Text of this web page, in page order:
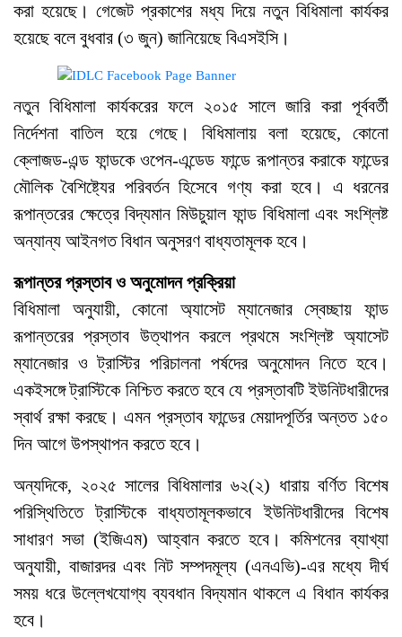
করা হয়েছে। গেজেট প্রকাশের মধ্য দিয়ে নতুন বিধিমালা কার্যকর
হয়েছে বলে বুধবার (৩ জুন) জানিয়েছে বিএসইসি।
নতুন বিধিমালা কার্যকরের ফলে ২০১৫ সালে জারি করা পূর্ববর্তী
নির্দেশনা বাতিল হয়ে গেছে। বিধিমালায় বলা হয়েছে, কোনো
ক্লোজড-এন্ড ফান্ডকে ওপেন-এন্ডেড ফান্ডে রূপান্তর করাকে ফান্ডের
মৌলিক বৈশিষ্ট্যের পরিবর্তন হিসেবে গণ্য করা হবে। এ ধরনের
রূপান্তরের ক্ষেত্রে বিদ্যমান মিউচুয়াল ফান্ড বিধিমালা এবং সংশ্লিষ্ট
অন্যান্য আইনগত বিধান অনুসরণ বাধ্যতামূলক হবে।
রূপান্তর প্রস্তাব ও অনুমোদন প্রক্রিয়া
বিধিমালা অনুযায়ী, কোনো অ্যাসেট ম্যানেজার স্বেচ্ছায় ফান্ড
রূপান্তরের প্রস্তাব উত্থাপন করলে প্রথমে সংশ্লিষ্ট অ্যাসেট
ম্যানেজার ও ট্রাস্টির পরিচালনা পর্ষদের অনুমোদন নিতে হবে।
একইসঙ্গে ট্রাস্টিকে নিশ্চিত করতে হবে যে প্রস্তাবটি ইউনিটধারীদের
স্বার্থ রক্ষা করছে। এমন প্রস্তাব ফান্ডের মেয়াদপূর্তির অন্তত ১৫০
দিন আগে উপস্থাপন করতে হবে।
অন্যদিকে, ২০২৫ সালের বিধিমালার ৬২(২) ধারায় বর্ণিত বিশেষ
পরিস্থিতিতে ট্রাস্টিকে বাধ্যতামূলকভাবে ইউনিটধারীদের বিশেষ
সাধারণ সভা (ইজিএম) আহ্বান করতে হবে। কমিশনের ব্যাখ্যা
অনুযায়ী, বাজারদর এবং নিট সম্পদমূল্য (এনএভি)-এর মধ্যে দীর্ঘ
সময় ধরে উল্লেখযোগ্য ব্যবধান বিদ্যমান থাকলে এ বিধান কার্যকর
হবে।